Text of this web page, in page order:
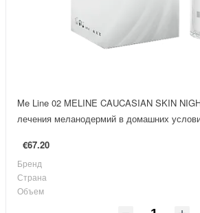
Me Line 02 MELINE CAUCASIAN SKIN
лечения меланодермий в домашних
€67.20
Бренд
Страна
Объем